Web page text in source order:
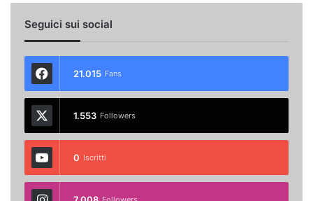
Seguici sui social
21.015 Fans
1.553 Followers
0 Iscritti